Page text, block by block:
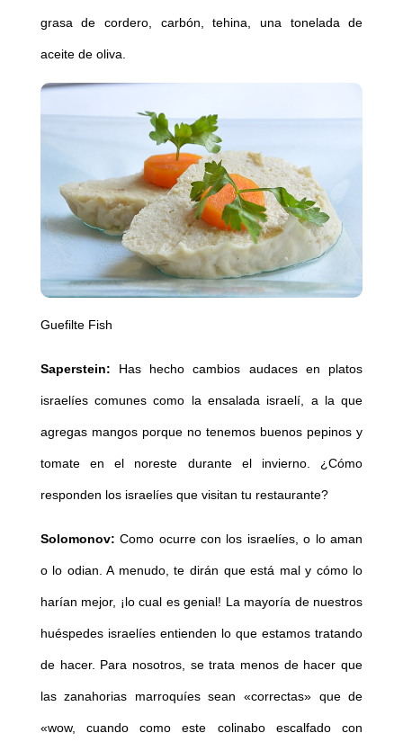
grasa de cordero, carbón, tehina, una tonelada de
aceite de oliva.
Guefilte Fish
Saperstein: Has hecho cambios audaces en platos
israelíes comunes como la ensalada israelí, a la que
agregas mangos porque no tenemos buenos pepinos y
tomate en el noreste durante el invierno. ¿Cómo
responden los israelíes que visitan tu restaurante?
Solomonov: Como ocurre con los israelíes, o lo aman
o lo odian. A menudo, te dirán que está mal y cómo lo
harían mejor, ¡lo cual es genial! La mayoría de nuestros
huéspedes israelíes entienden lo que estamos tratando
de hacer. Para nosotros, se trata menos de hacer que
las zanahorias marroquíes sean «correctas» que de
«wow, cuando como este colinabo escalfado con